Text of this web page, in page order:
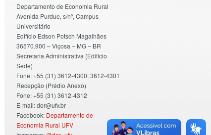
Departamento de Economia Rural
Avenida Purdue, s/nº, Campus
Universitário
Edifício Edson Potsch Magalhães
36570.900 – Viçosa – MG – BR
Secretaria Administrativa (Edifício
Sede)
Fone: +55 (31) 3612-4300; 3612-4301
Recepção (Prédio Anexo)
Fone: +55 (31) 3612-4312
E-mail: der@ufv.br
Facebook: Departamento de
Economia Rural UFV